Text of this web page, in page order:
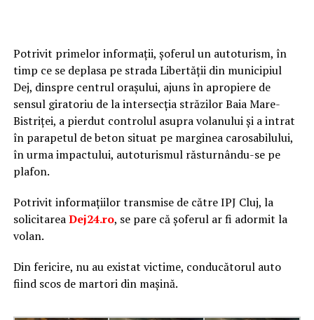
Potrivit primelor informații, șoferul un autoturism, în
timp ce se deplasa pe strada Libertății din municipiul
Dej, dinspre centrul orașului, ajuns în apropiere de
sensul giratoriu de la intersecția străzilor Baia Mare-
Bistriței, a pierdut controlul asupra volanului și a intrat
în parapetul de beton situat pe marginea carosabilului,
în urma impactului, autoturismul răsturnându-se pe
plafon.
Potrivit informațiilor transmise de către IPJ Cluj, la
solicitareaDej24.ro, se pare că șoferul ar fi adormit la
volan.
Din fericire, nu au existat victime, conducătorul auto
fiind scos de martori din mașină.